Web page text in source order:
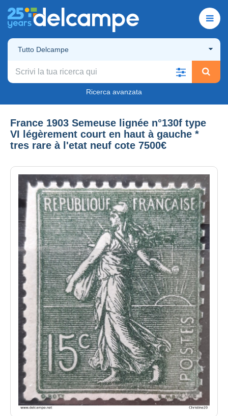
Tutto Delcampe
Ricerca avanzata
France 1903 Semeuse lignée n°130f type
VI légèrement court en haut à gauche *
tres rare à l'etat neuf cote 7500€